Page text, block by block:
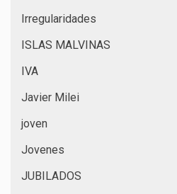
Irregularidades
ISLAS MALVINAS
IVA
Javier Milei
joven
Jovenes
JUBILADOS